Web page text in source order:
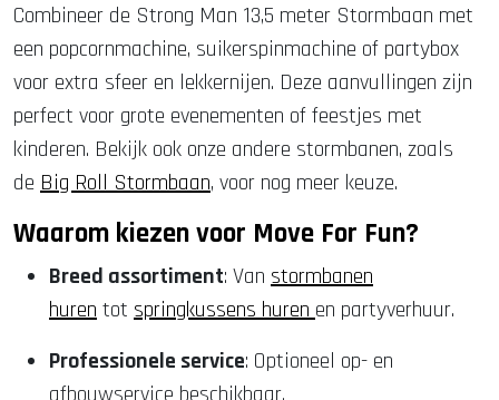
Combineer de Strong Man 13,5 meter Stormbaan met
een popcornmachine, suikerspinmachine of partybox
voor extra sfeer en lekkernijen. Deze aanvullingen zijn
perfect voor grote evenementen of feestjes met
kinderen. Bekijk ook onze andere stormbanen, zoals
de Big Roll Stormbaan, voor nog meer keuze.
Waarom kiezen voor Move For Fun?
Breed assortiment: Van stormbanen
huren tot springkussens huren en partyverhuur.
Professionele service: Optioneel op- en